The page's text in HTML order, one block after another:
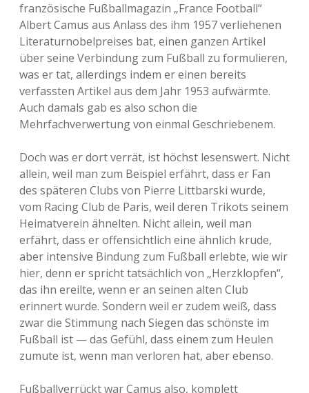
französische Fußballmagazin „France Football“
Albert Camus aus Anlass des ihm 1957 verliehenen
Literaturnobelpreises bat, einen ganzen Artikel
über seine Verbindung zum Fußball zu formulieren,
was er tat, allerdings indem er einen bereits
verfassten Artikel aus dem Jahr 1953 aufwärmte.
Auch damals gab es also schon die
Mehrfachverwertung von einmal Geschriebenem.
Doch was er dort verrät, ist höchst lesenswert. Nicht
allein, weil man zum Beispiel erfährt, dass er Fan
des späteren Clubs von Pierre Littbarski wurde,
vom Racing Club de Paris, weil deren Trikots seinem
Heimatverein ähnelten. Nicht allein, weil man
erfährt, dass er offensichtlich eine ähnlich krude,
aber intensive Bindung zum Fußball erlebte, wie wir
hier, denn er spricht tatsächlich von „Herzklopfen“,
das ihn ereilte, wenn er an seinen alten Club
erinnert wurde. Sondern weil er zudem weiß, dass
zwar die Stimmung nach Siegen das schönste im
Fußball ist — das Gefühl, dass einem zum Heulen
zumute ist, wenn man verloren hat, aber ebenso.
Fußballverrückt war Camus also, komplett